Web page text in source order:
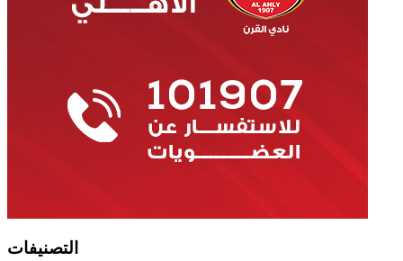
التصنيفات